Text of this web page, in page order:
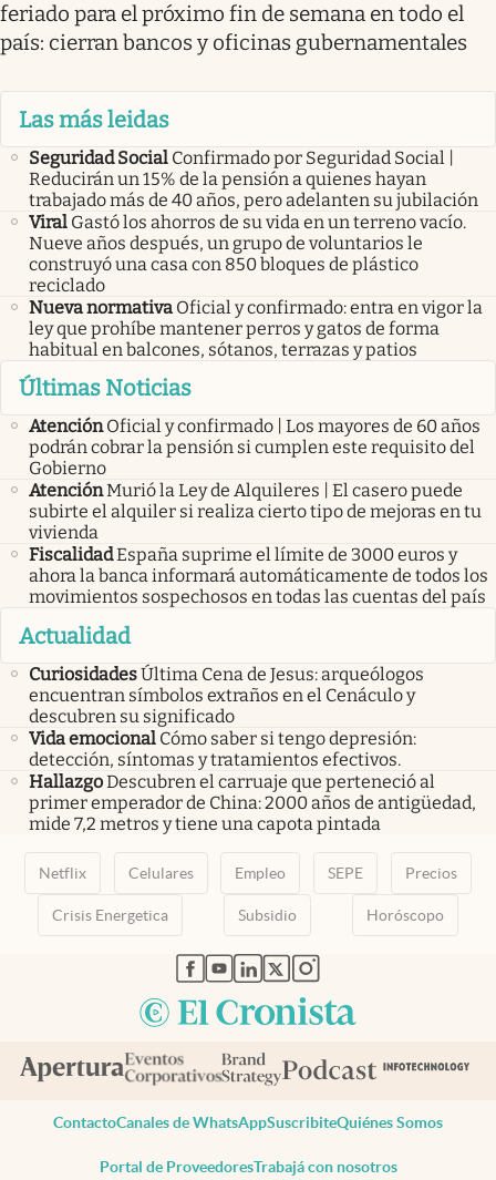
feriado para el próximo fin de semana en todo el
país: cierran bancos y oficinas gubernamentales
Las más leidas
Seguridad Social Confirmado por Seguridad Social |
Reducirán un 15% de la pensión a quienes hayan
trabajado más de 40 años, pero adelanten su jubilación
Viral Gastó los ahorros de su vida en un terreno vacío.
Nueve años después, un grupo de voluntarios le
construyó una casa con 850 bloques de plástico
reciclado
Nueva normativa Oficial y confirmado: entra en vigor la
ley que prohíbe mantener perros y gatos de forma
habitual en balcones, sótanos, terrazas y patios
Últimas Noticias
Atención Oficial y confirmado | Los mayores de 60 años
podrán cobrar la pensión si cumplen este requisito del
Gobierno
AtenciónMurió la Ley de Alquileres | El casero puede
subirte el alquiler si realiza cierto tipo de mejoras en tu
vivienda
FiscalidadEspaña suprime el límite de 3000 euros y
ahora la banca informará automáticamente de todos los
movimientos sospechosos en todas las cuentas del país
Actualidad
CuriosidadesÚltima Cena de Jesus: arqueólogos
encuentran símbolos extraños en el Cenáculo y
descubren su significado
Vida emocional Cómo saber si tengo depresión:
detección, síntomas y tratamientos efectivos.
HallazgoDescubren el carruaje que perteneció al
primer emperador de China: 2000 años de antigüedad,
mide 7,2 metros y tiene una capota pintada
Netflix Celulares Empleo SEPE Precios
Crisis Energetica Subsidio Horóscopo
abre en nueva pestaña
abre en nueva pestaña
abre en nueva pestaña
abre en nueva pestaña
abre en nueva pestaña
ContactoCanales de WhatsAppSuscribiteQuiénes Somos
Portal de ProveedoresTrabajá con nosotros